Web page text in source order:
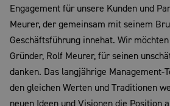
Engagement für unsere Kunden und
Meurer, der gemeinsam mit seinem
Geschäftsführung innehat. Wir
Gründer, Rolf Meurer, für seinen
danken. Das langjährige Management-
den gleichen Werten und Traditionen